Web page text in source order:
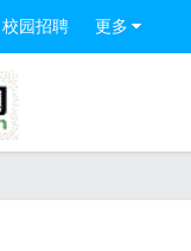
校园招聘 更多